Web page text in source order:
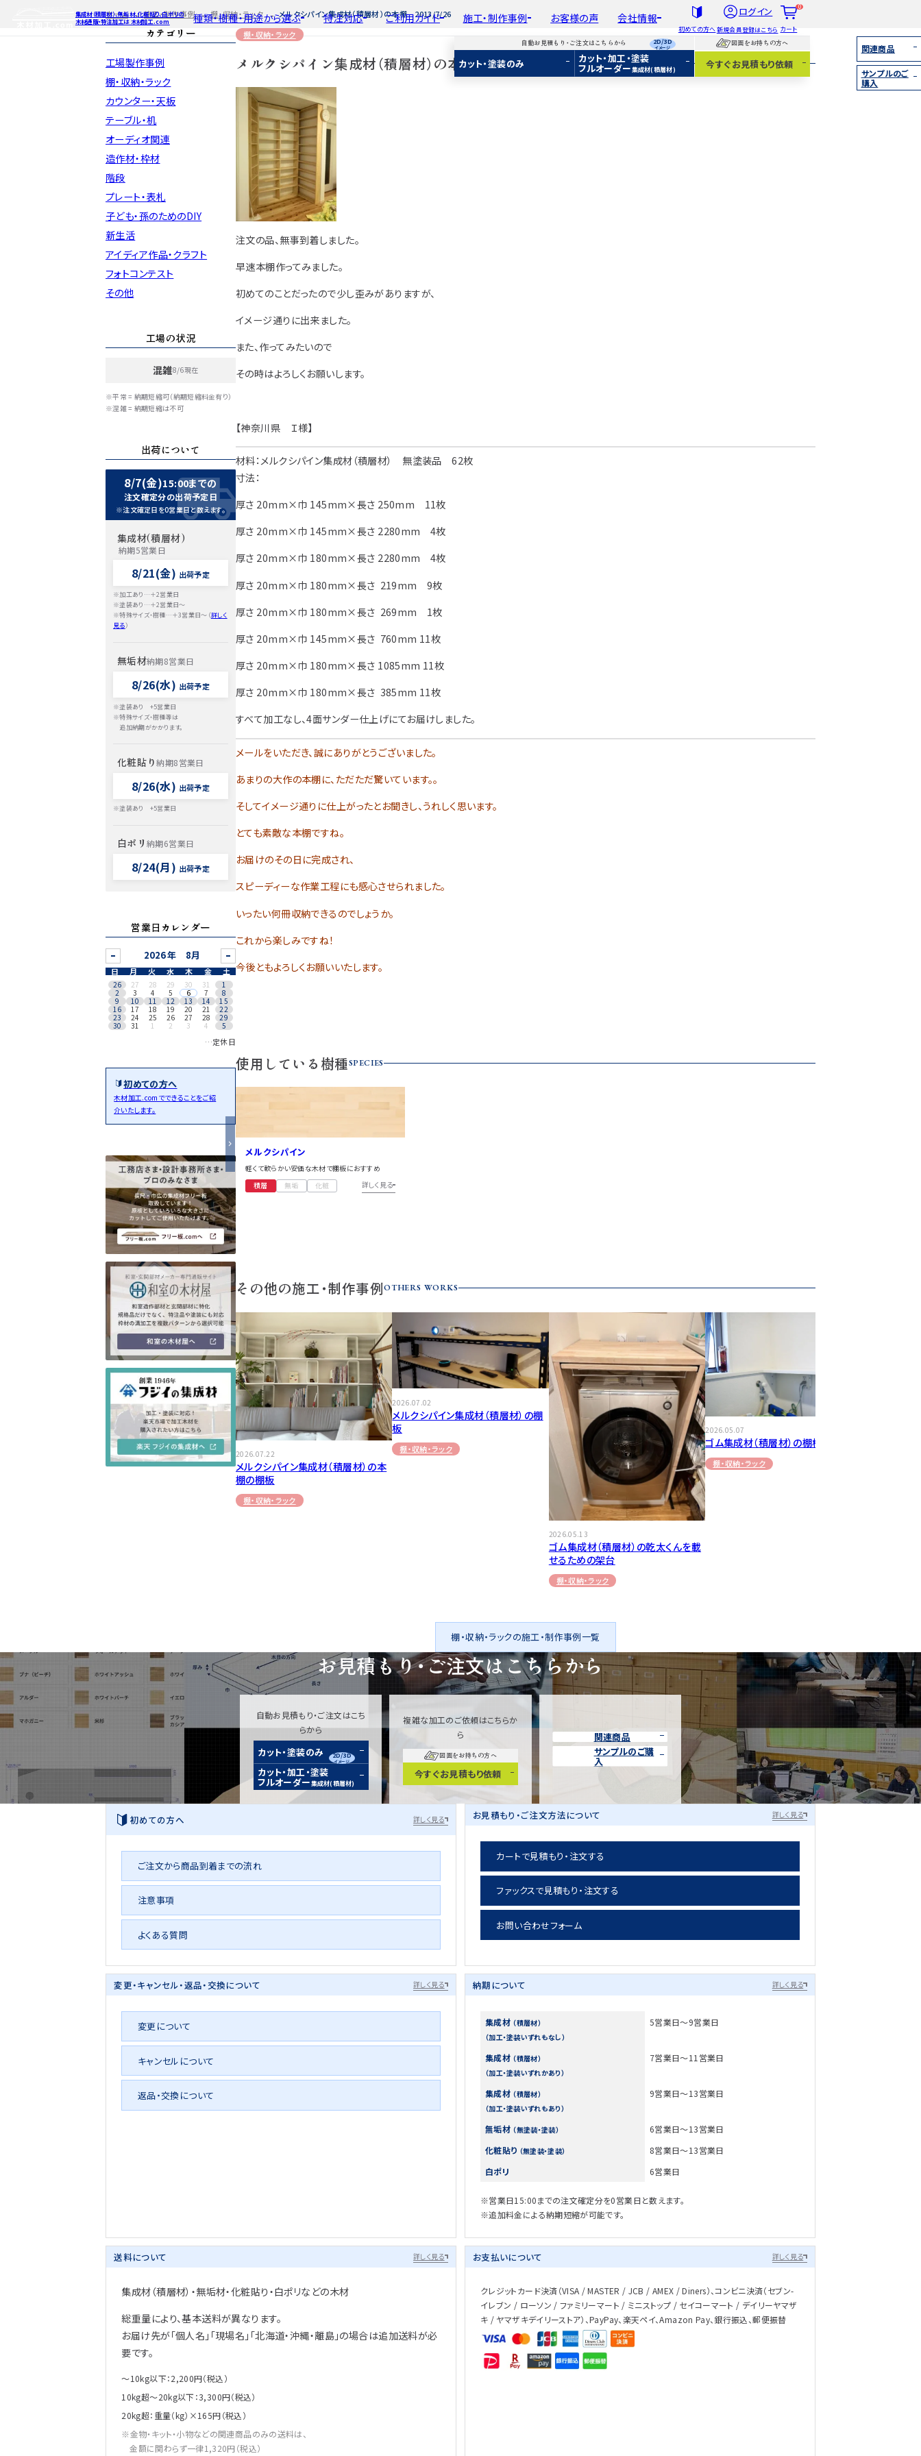
集成材（積層材）、無垢材、化粧貼り、白ポリの
木材通販・特注加工は 木材加工.com
種類・樹種・用途から選ぶ
種類・樹種・用途から選ぶ Choose by Type and Purpose
自動お見積もり・ご注文はこちらから
カット・塗装のみ
カット・加工・塗装
フルオーダー集成材(積層材)
2D/3D
イメージ
図面をお持ちの方へ
今すぐお見積もり依頼
関連商品
種類から選ぶ
取扱木材と選び方
特注対応
自動お見積もり・ご注文はこちらから
カット・塗装のみ
カット・加工・塗装
集成材(積層材)
2D/3D
イメージ
図面をお持ちの方へ
今すぐお見積もり依頼
関連商品
平面加工
ご利用ガイド
自動お見積もり・ご注文はこちらから
カット・塗装のみ
カット・加工・塗装
フルオーダー集成材(積層材)
2D/3D
イメージ
図面をお持ちの方へ
今すぐお見積もり依頼
関連商品
初めての方へ
施工・制作事例
施工・制作事例 Production Example
工場製作事例
お客様の声 会社情報
会社概要
初めての方へ
ログイン
新規会員登録はこちら カート
0
自動お見積もり・ご注文はこちらから
カット・塗装のみ カット・加工・塗装
フルオーダー集成材(積層材)
2D/3D
イメージ
図面をお持ちの方へ
今すぐお見積もり依頼
ホーム 施工・制作事例 棚・収納・ラック メルクシパイン集成材（積層材）の本棚 2013/7/26
関連商品
サンプルのご
購入
棚・収納・ラック
メルクシパイン集成材（積層材）の本棚 2013/7/26
注文の品、無事到着しました。
早速本棚作ってみました。
初めてのことだったので少し歪みがありますが、
イメージ通りに出来ました。
また、作ってみたいので
その時はよろしくお願いします。
【神奈川県 Ｉ様】
材料：メルクシパイン集成材（積層材） 無塗装品 62枚
寸法：
厚さ 20mm×巾 145mm×長さ 250mm 11枚
厚さ 20mm×巾 145mm×長さ 2280mm 4枚
厚さ 20mm×巾 180mm×長さ 2280mm 4枚
厚さ 20mm×巾 180mm×長さ 219mm 9枚
厚さ 20mm×巾 180mm×長さ 269mm 1枚
厚さ 20mm×巾 145mm×長さ 760mm 11枚
厚さ 20mm×巾 180mm×長さ 1085mm 11枚
厚さ 20mm×巾 180mm×長さ 385mm 11枚
すべて加工なし、4面サンダー仕上げにてお届けしました。
メールをいただき、誠にありがとうございました。
あまりの大作の本棚に、ただただ驚いています。。
そしてイメージ通りに仕上がったとお聞きし、うれしく思います。
とても素敵な本棚ですね。
お届けのその日に完成され、
スピーディーな作業工程にも感心させられました。
いったい何冊収納できるのでしょうか。
これから楽しみですね！
今後ともよろしくお願いいたします。
使用している樹種SPECIES
メルクシパイン
軽くて軟らかい安価な木材で棚板におすすめ
積層
無垢 化粧 詳しく見る
その他の施工・制作事例OTHERS WORKS
2026.07.22
メルクシパイン集成材（積層材）の本
棚の棚板
棚・収納・ラック
2026.07.02
メルクシパイン集成材（積層材）の棚
板
棚・収納・ラック
2026.05.13
ゴム集成材（積層材）の乾太くんを載
せるための架台
棚・収納・ラック
2026.05.07
ゴム集成材（積層材）の棚板
棚・収納・ラック
棚・収納・ラックの施工・制作事例一覧
カテゴリー
工場製作事例
棚・収納・ラック
カウンター・天板
テーブル・机
オーディオ関連
造作材・枠材
階段
プレート・表札
子ども・孫のためのDIY
新生活
アイディア作品・クラフト
フォトコンテスト
その他
工場の状況
混雑8/6現在
※平常 = 納期短縮可（納期短縮料金有り）
※混雑 = 納期短縮は不可
出荷について
8/7(金)15:00までの
注文確定分の出荷予定日
※注文確定日を0営業日と数えます。
集成材(積層材)
納期5営業日
8/21(金) 出荷予定
※加工あり…＋2営業日
※塗装あり…＋2営業日～
※特殊サイズ・樹種…＋3営業日～（詳しく
見る）
無垢材納期8営業日
8/26(水) 出荷予定
※塗装あり +5営業日
※特殊サイズ・樹種等は
追加納期がかかります。
化粧貼り納期8営業日
8/26(水) 出荷予定
※塗装あり +5営業日
白ポリ納期6営業日
8/24(月) 出荷予定
営業日カレンダー
8月
日 月 火 水 木 金 土
26 27 28 29 30 31
1
2
3 4 5 6 7
8
9
10 11 12 13 14
15
16
17 18 19 20 21
22
23
24 25 26 27 28
29
30
31 1 2 3 4 5
…定休日
初めての方へ
木材加工.comでできることをご紹
介いたします。
お見積もり・ご注文はこちらから
自動お見積もり・ご注文はこち
らから
カット・塗装のみ
カット・加工・塗装
フルオーダー集成材(積層材)
2D/3D
イメージ
複雑な加工のご依頼はこちらか
ら
図面をお持ちの方へ
今すぐお見積もり依頼
関連商品
サンプルのご購
入
初めての方へ 詳しく見る
ご注文から商品到着までの流れ
注意事項
よくある質問
お見積もり・ご注文方法について 詳しく見る
カートで見積もり・注文する
ファックスで見積もり・注文する
お問い合わせフォーム
変更・キャンセル・返品・交換について 詳しく見る
変更について
キャンセルについて
返品・交換について
納期について 詳しく見る
集成材 （積層材）
（加工・塗装いずれもなし）
5営業日～9営業日
集成材 （積層材）
（加工・塗装いずれかあり）
7営業日～11営業日
集成材 （積層材）
（加工・塗装いずれもあり）
9営業日～13営業日
無垢材 （無塗装・塗装）
6営業日～13営業日
化粧貼り （無塗装・塗装）
8営業日～13営業日
白ポリ
6営業日
※営業日15:00までの注文確定分を0営業日と数えます。
※追加料金による納期短縮が可能です。
送料について 詳しく見る
集成材（積層材）・無垢材・化粧貼り・白ポリなどの木材
総重量により、基本送料が異なります。
お届け先が「個人名」「現場名」「北海道・沖縄・離島」の場合は追加送料が必
要です。
～10kg以下：2,200円（税込）
10kg超～20kg以下：3,300円（税込）
20kg超：重量（kg）×165円（税込）
金物・キット・小物などの関連商品のみの送料は、
金額に関わらず一律1,320円（税込）
お支払いについて 詳しく見る
クレジットカード決済（VISA / MASTER / JCB / AMEX / Diners）、コンビニ決済（セブン-
イレブン / ローソン / ファミリーマート / ミニストップ / セイコーマート / デイリーヤマザ
キ / ヤマザキデイリーストア）、PayPay、楽天ペイ、Amazon Pay、銀行振込、郵便振替